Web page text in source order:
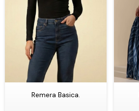
Remera Basica.